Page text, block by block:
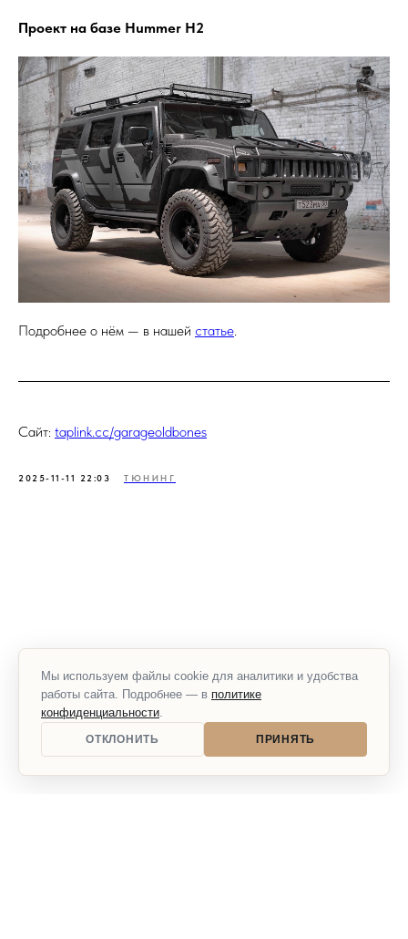
Мы используем файлы cookie для аналитики и удобства
работы сайта. Подробнее — в политике
конфиденциальности.
ОТКЛОНИТЬ ПРИНЯТЬ
Проект на базе Hummer H2
Подробнее о нём — в нашей статье.
Сайт: taplink.cc/garageoldbones
2025-11-11 22:03 ТЮНИНГ